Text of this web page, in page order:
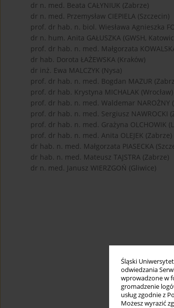
Śląski
odwiedzania
wprowadzone w
gromadzenie
usług zgodnie z
Możesz wyrazić
dr n. med. Beata CAŁYNIUK (Zabrze)
dr n. med. Przemysław CIEPIELA (Szczecin)
prof. dr hab. n. biol. Wiesława Agnieszka
dr n. hum. Anita GAŁUSZKA (GWSH,
prof. dr hab. n. med. Małgorzata
dr hab. Dorota ŁAŻEWSKA (Kraków)
dr inż. Ewa MALCZYK (Nysa)
prof. dr hab. n. med. Bogdan MAZUR
prof. dr hab. Krystyna MICHALAK (Wrocław)
prof. dr hab. n. med. Waldemar NAROŻNY
prof. dr hab. n. med. Sergiusz NAWROCKI
prof. dr hab. n. med. Grażyna OLCHOWIK
prof. dr hab. n. med. Anita OLEJEK (Zabrze)
dr hab. n. med. Małgorzata PIASECKA
dr hab. n. med. Mateusz TAJSTRA (Zabrze)
dr n. med. Janusz WIERZGOŃ (Gliwice)